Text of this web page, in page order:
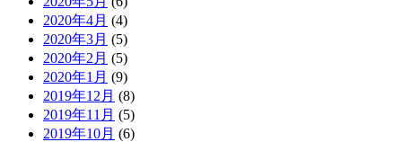
2020年4月 (4)
2020年3月 (5)
2020年2月 (5)
2020年1月 (9)
2019年12月 (8)
2019年11月 (5)
2019年10月 (6)